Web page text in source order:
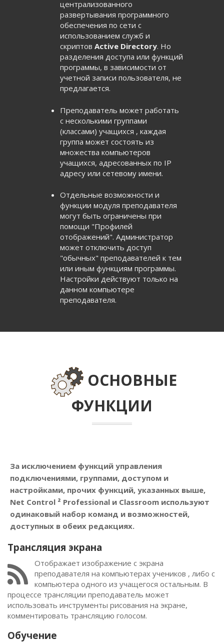
централизованного
развертывания программного
обеспечения по сети с
использованием служб и
скриптов Active Directory. Но
разделения доступа или функций
программы, в зависимости от
учетной записи пользователя, не
предлагается.
Преподаватель может работать
с несколькими группами
(классами) учащихся , каждая
группа может состоять из
множества компьютеров
учащихся, адресованных по IP
адресу или сетевому имени.
Отдельные возможности и
функции модуля преподавателя
могут быть ограничены при
помощи "Профилей
отображений". Администратор
может отключить доступ
"обычных" преподавателей к тем
или иным функциям программы.
Настройки действуют только на
данном компьютере
преподавателя.
ОСНОВНЫЕ
ФУНКЦИИ
За исключением функций управления
подключениями, группами, доступом и
настройками, прочих функций, указанных выше,
Net Control ² Professional и Classroom используют
одинаковый набор команд и возможностей,
доступных в обеих редакциях.
Трансляция экрана
Отображает изображение с экрана
преподавателя на компьютерах учеников , либо с
компьютера одного из учащегося остальным. В
процессе трансляции преподаватель может
использовать инструменты рисования на экране,
комментировать трансляцию голосом.
Обучение